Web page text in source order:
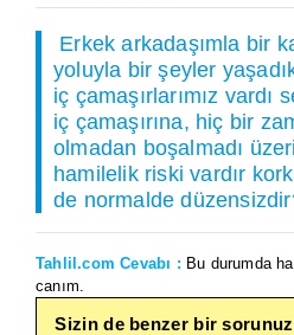
Erkek arkadaşımla bir
yoluyla bir şeyler
iç çamaşırlarımız vardı
iç çamaşırına, hiç bir
olmadan boşalmadı
hamilelik riski vardır
de normalde
Tahlil.com Cevabı : Bu durumda
canım.
Sizin de benzer bir sorunuz